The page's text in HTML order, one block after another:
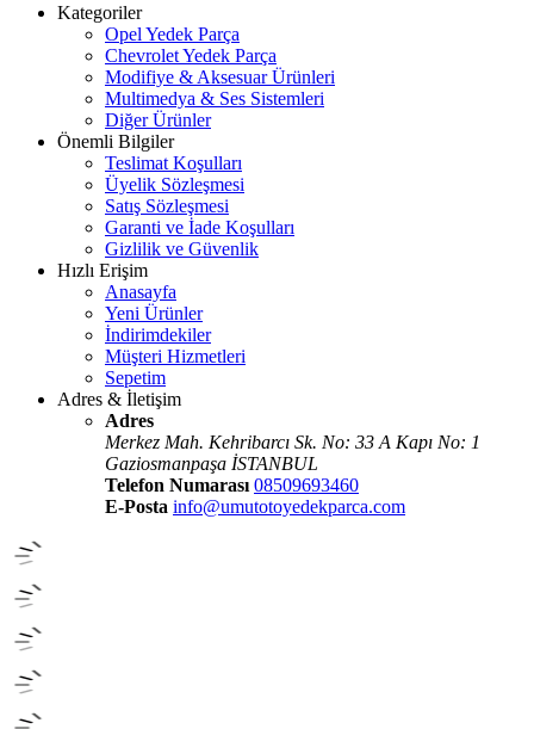
Kategoriler
Opel Yedek Parça
Chevrolet Yedek Parça
Modifiye & Aksesuar Ürünleri
Multimedya & Ses Sistemleri
Diğer Ürünler
Önemli Bilgiler
Teslimat Koşulları
Üyelik Sözleşmesi
Satış Sözleşmesi
Garanti ve İade Koşulları
Gizlilik ve Güvenlik
Hızlı Erişim
Anasayfa
Yeni Ürünler
İndirimdekiler
Müşteri Hizmetleri
Sepetim
Adres & İletişim
Adres
Merkez Mah. Kehribarcı Sk. No: 33 A Kapı No: 1
Gaziosmanpaşa İSTANBUL
Telefon Numarası 08509693460
E-Posta info@umutotoyedekparca.com